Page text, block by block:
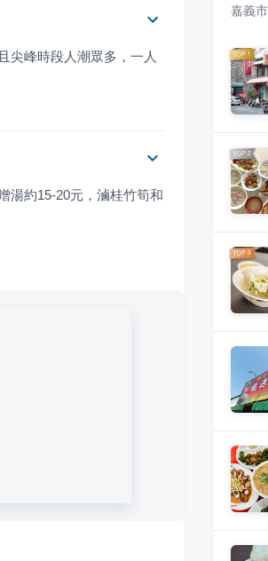
尖峰時段人潮眾多，一人
湯約15-20元，滷桂竹筍和
嘉義市